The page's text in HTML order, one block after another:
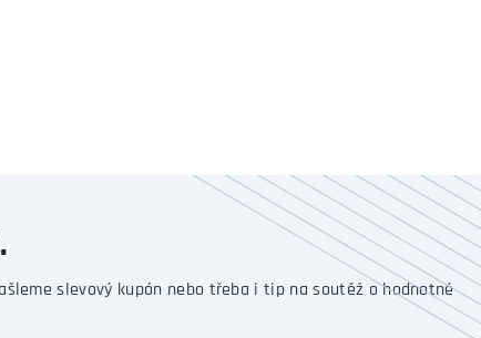
slevový kupón nebo třeba i tip na soutěž o hodnotné